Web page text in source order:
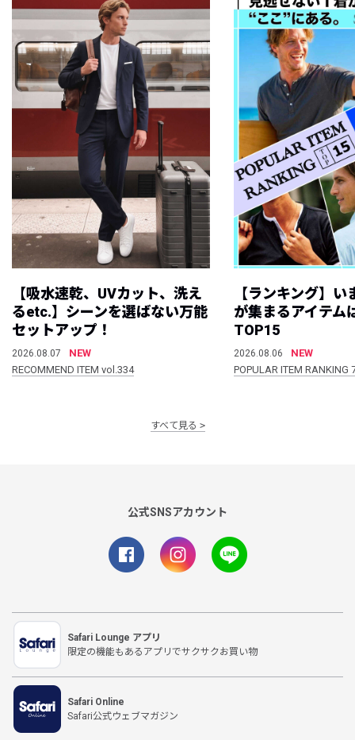
【吸水速乾、UVカット、洗え
るetc.】シーンを選ばない万能
セットアップ！
2026.08.07
NEW
RECOMMEND ITEM vol.334
【ランキング】
が集まるアイテム
TOP15
2026.08.06
NEW
POPULAR ITEM
すべて見る
公式SNSアカウント
Safari Lounge アプリ
限定の機能もあるアプリでサクサクお買い物
Safari Online
Safari公式ウェブマガジン